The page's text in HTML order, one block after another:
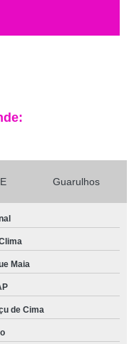
Guarulhos
Maia
de Cima